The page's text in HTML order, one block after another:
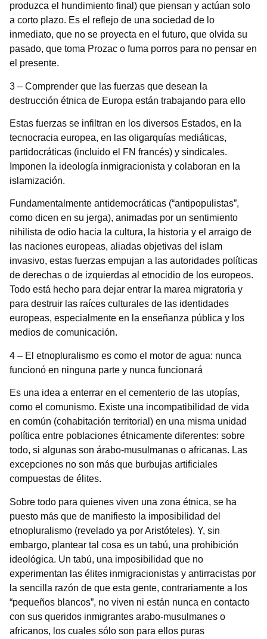
produzca el hundimiento final) que piensan y actúan solo
a corto plazo. Es el reflejo de una sociedad de lo
inmediato, que no se proyecta en el futuro, que olvida su
pasado, que toma Prozac o fuma porros para no pensar en
el presente.
3 – Comprender que las fuerzas que desean la
destrucción étnica de Europa están trabajando para ello
Estas fuerzas se infiltran en los diversos Estados, en la
tecnocracia europea, en las oligarquías mediáticas,
partidocráticas (incluido el FN francés) y sindicales.
Imponen la ideología inmigracionista y colaboran en la
islamización.
Fundamentalmente antidemocráticas (“antipopulistas”,
como dicen en su jerga), animadas por un sentimiento
nihilista de odio hacia la cultura, la historia y el arraigo de
las naciones europeas, aliadas objetivas del islam
invasivo, estas fuerzas empujan a las autoridades políticas
de derechas o de izquierdas al etnocidio de los europeos.
Todo está hecho para dejar entrar la marea migratoria y
para destruir las raíces culturales de las identidades
europeas, especialmente en la enseñanza pública y los
medios de comunicación.
4 – El etnopluralismo es como el motor de agua: nunca
funcionó en ninguna parte y nunca funcionará
Es una idea a enterrar en el cementerio de las utopías,
como el comunismo. Existe una incompatibilidad de vida
en común (cohabitación territorial) en una misma unidad
política entre poblaciones étnicamente diferentes: sobre
todo, si algunas son árabo-musulmanas o africanas. Las
excepciones no son más que burbujas artificiales
compuestas de élites.
Sobre todo para quienes viven una zona étnica, se ha
puesto más que de manifiesto la imposibilidad del
etnopluralismo (revelado ya por Aristóteles). Y, sin
embargo, plantear tal cosa es un tabú, una prohibición
ideológica. Un tabú, una imposibilidad que no
experimentan las élites inmigracionistas y antirracistas por
la sencilla razón de que esta gente, contrariamente a los
“pequeños blancos”, no viven ni están nunca en contacto
con sus queridos inmigrantes arabo-musulmanes o
africanos, los cuales sólo son para ellos puras